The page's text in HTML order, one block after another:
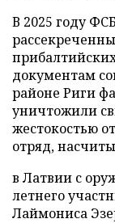
В 2025 году
документам
районе Риги
уничтожили
жестокостью
отряд,
в Латвии с
летнего
Лаймониса